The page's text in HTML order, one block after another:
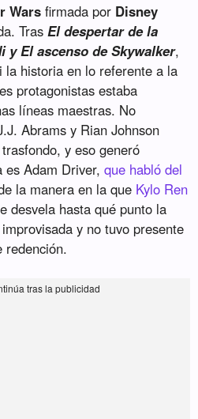
Wars firmada por Disney
Tras El despertar de la
y El ascenso de Skywalker,
la historia en lo referente a la
protagonistas estaba
líneas maestras. No
Abrams y Rian Johnson
y eso generó
es Adam Driver,que habló del
la manera en la que Kylo Ren
desvela hasta qué punto la
y no tuvo presente
redención.